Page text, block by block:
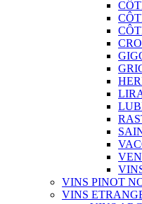
VINS PINOT
VINS